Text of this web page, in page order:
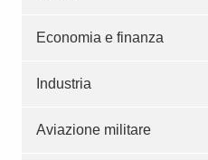
Economia e finanza
Industria
Aviazione militare